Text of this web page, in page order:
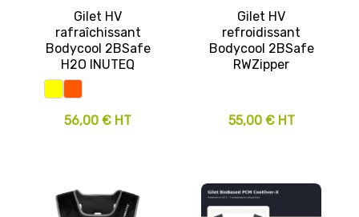
Gilet HV
rafraîchissant
Bodycool 2BSafe
H2O INUTEQ
56,00 € HT
Gilet HV
refroidissant
Bodycool 2BSafe
RWZipper
55,00 € HT